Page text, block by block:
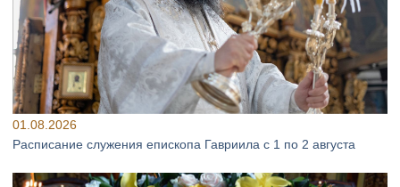
01.08.2026
Расписание служения епископа Гавриила с 1 по 2 августа